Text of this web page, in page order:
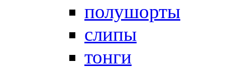
полушорты
слипы
тонги